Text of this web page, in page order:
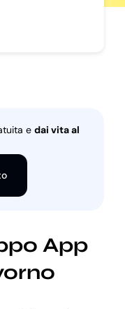
e dai vita al
App